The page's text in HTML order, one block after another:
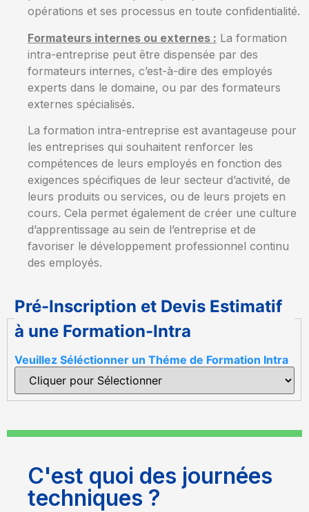
opérations et ses processus en toute confidentialité.
Formateurs internes ou externes : La formation
intra-entreprise peut être dispensée par des
formateurs internes, c’est-à-dire des employés
experts dans le domaine, ou par des formateurs
externes spécialisés.
La formation intra-entreprise est avantageuse pour
les entreprises qui souhaitent renforcer les
compétences de leurs employés en fonction des
exigences spécifiques de leur secteur d’activité, de
leurs produits ou services, ou de leurs projets en
cours. Cela permet également de créer une culture
d’apprentissage au sein de l’entreprise et de
favoriser le développement professionnel continu
des employés.
Pré-Inscription et Devis Estimatif
à une Formation-Intra
Veuillez Séléctionner un Théme de Formation Intra
C'est quoi des journées
techniques ?